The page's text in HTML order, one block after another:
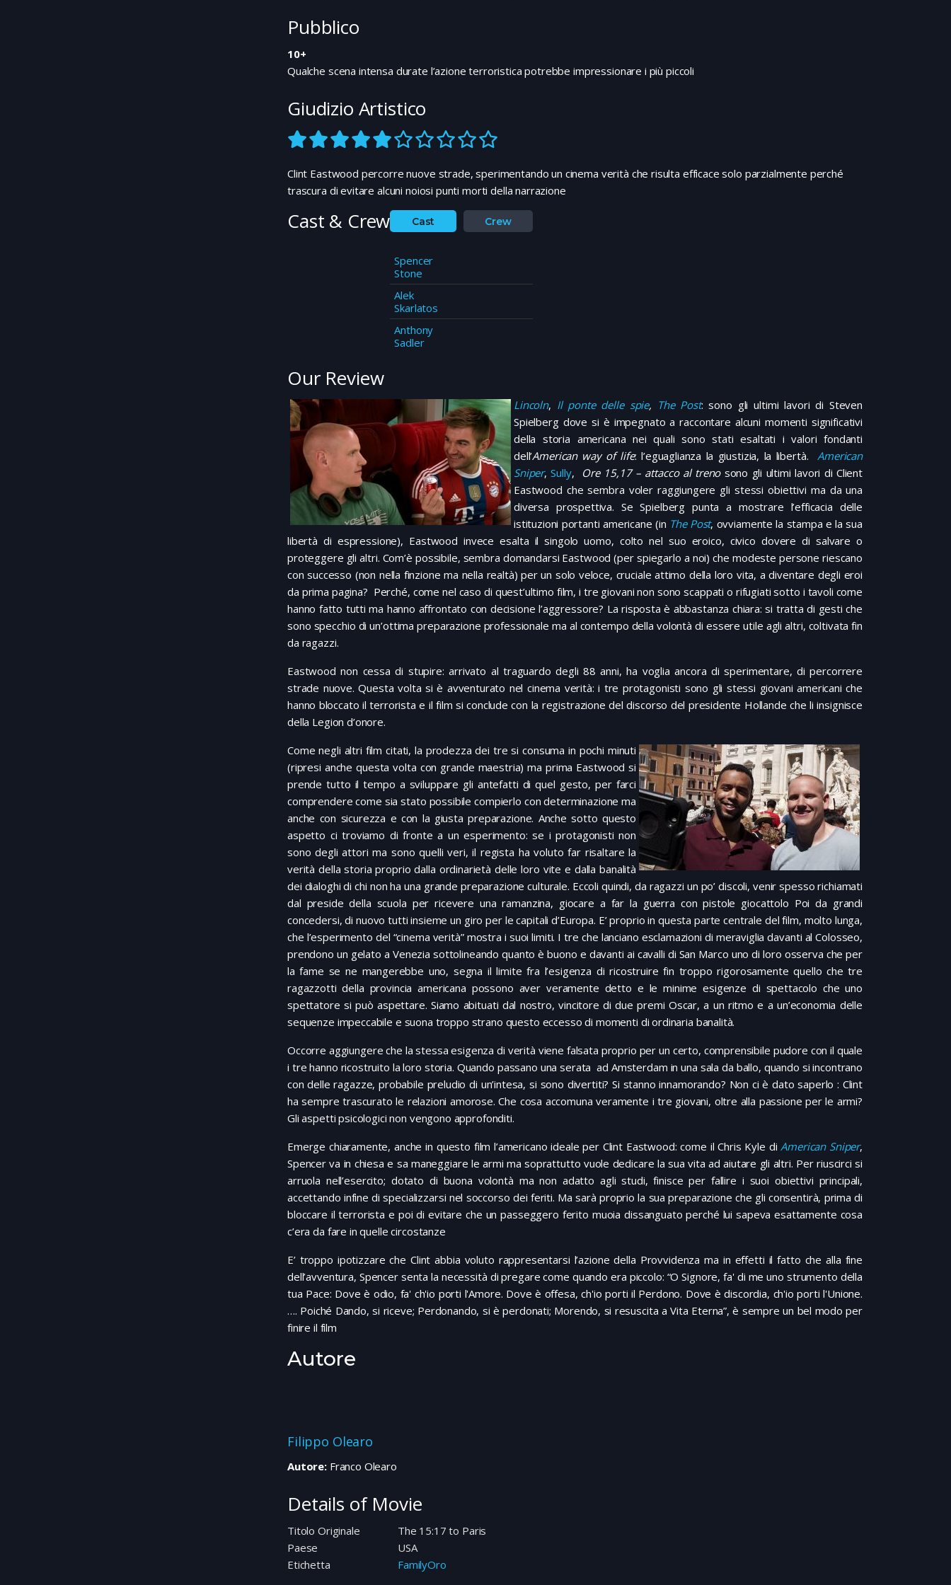
Pubblico
10+
Qualche scena intensa durate l’azione terroristica potrebbe impressionare i più piccoli
Giudizio Artistico
Clint Eastwood percorre nuove strade, sperimentando un cinema verità che risulta efficace solo parzialmente perché
trascura di evitare alcuni noiosi punti morti della narrazione
Cast & Crew Cast Crew
Spencer
Stone
Alek
Skarlatos
Anthony
Sadler
Our Review
Lincoln, Il ponte delle spie, The Post: sono gli ultimi lavori di Steven
Spielberg dove si è impegnato a raccontare alcuni momenti significativi
della storia americana nei quali sono stati esaltati i valori fondanti
dell’American way of life: l’eguaglianza la giustizia, la libertà.American
Sniper,Sully, Ore 15,17 – attacco al trenosono gli ultimi lavori di Client
Eastwood che sembra voler raggiungere gli stessi obiettivi ma da una
diversa prospettiva. Se Spielberg punta a mostrare l’efficacia delle
istituzioni portanti americane (in The Post, ovviamente la stampa e la sua
libertà di espressione), Eastwood invece esalta il singolo uomo, colto nel suo eroico, civico dovere di salvare o
proteggere gli altri. Com’è possibile, sembra domandarsi Eastwood (per spiegarlo a noi) che modeste persone riescano
con successo (non nella finzione ma nella realtà) per un solo veloce, cruciale attimo della loro vita, a diventare degli eroi
da prima pagina? Perché, come nel caso di quest’ultimo film, i tre giovani non sono scappati o rifugiati sotto i tavoli come
hanno fatto tutti ma hanno affrontato con decisione l’aggressore? La risposta è abbastanza chiara: si tratta di gesti che
sono specchio di un’ottima preparazione professionale ma al contempo della volontà di essere utile agli altri, coltivata fin
da ragazzi.
Eastwood non cessa di stupire: arrivato al traguardo degli 88 anni, ha voglia ancora di sperimentare, di percorrere
strade nuove. Questa volta si è avventurato nel cinema verità: i tre protagonisti sono gli stessi giovani americani che
hanno bloccato il terrorista e il film si conclude con la registrazione del discorso del presidente Hollande che li insignisce
della Legion d’onore.
Come negli altri film citati, la prodezza dei tre si consuma in pochi minuti
(ripresi anche questa volta con grande maestria) ma prima Eastwood si
prende tutto il tempo a sviluppare gli antefatti di quel gesto, per farci
comprendere come sia stato possibile compierlo con determinazione ma
anche con sicurezza e con la giusta preparazione. Anche sotto questo
aspetto ci troviamo di fronte a un esperimento: se i protagonisti non
sono degli attori ma sono quelli veri, il regista ha voluto far risaltare la
verità della storia proprio dalla ordinarietà delle loro vite e dalla banalità
dei dialoghi di chi non ha una grande preparazione culturale. Eccoli quindi, da ragazzi un po’ discoli, venir spesso richiamati
dal preside della scuola per ricevere una ramanzina, giocare a far la guerra con pistole giocattolo Poi da grandi
concedersi, di nuovo tutti insieme un giro per le capitali d’Europa. E’ proprio in questa parte centrale del film, molto lunga,
che l’esperimento del “cinema verità” mostra i suoi limiti. I tre che lanciano esclamazioni di meraviglia davanti al Colosseo,
prendono un gelato a Venezia sottolineando quanto è buono e davanti ai cavalli di San Marco uno di loro osserva che per
la fame se ne mangerebbe uno, segna il limite fra l’esigenza di ricostruire fin troppo rigorosamente quello che tre
ragazzotti della provincia americana possono aver veramente detto e le minime esigenze di spettacolo che uno
spettatore si può aspettare. Siamo abituati dal nostro, vincitore di due premi Oscar, a un ritmo e a un’economia delle
sequenze impeccabile e suona troppo strano questo eccesso di momenti di ordinaria banalità.
Occorre aggiungere che la stessa esigenza di verità viene falsata proprio per un certo, comprensibile pudore con il quale
i tre hanno ricostruito la loro storia. Quando passano una serata ad Amsterdam in una sala da ballo, quando si incontrano
con delle ragazze, probabile preludio di un’intesa, si sono divertiti? Si stanno innamorando? Non ci è dato saperlo : Clint
ha sempre trascurato le relazioni amorose. Che cosa accomuna veramente i tre giovani, oltre alla passione per le armi?
Gli aspetti psicologici non vengono approfonditi.
Emerge chiaramente, anche in questo film l’americano ideale per Clint Eastwood: come il Chris Kyle diAmerican Sniper,
Spencer va in chiesa e sa maneggiare le armi ma soprattutto vuole dedicare la sua vita ad aiutare gli altri. Per riuscirci si
arruola nell’esercito; dotato di buona volontà ma non adatto agli studi, finisce per fallire i suoi obiettivi principali,
accettando infine di specializzarsi nel soccorso dei feriti. Ma sarà proprio la sua preparazione che gli consentirà, prima di
bloccare il terrorista e poi di evitare che un passeggero ferito muoia dissanguato perché lui sapeva esattamente cosa
c’era da fare in quelle circostanze
E’ troppo ipotizzare che Clint abbia voluto rappresentarsi l’azione della Provvidenza ma in effetti il fatto che alla fine
dell’avventura, Spencer senta la necessità di pregare come quando era piccolo: “O Signore, fa' di me uno strumento della
tua Pace: Dove è odio, fa' ch'io porti l'Amore. Dove è offesa, ch'io porti il Perdono. Dove è discordia, ch'io porti l'Unione.
…. Poiché Dando, si riceve; Perdonando, si è perdonati; Morendo, si resuscita a Vita Eterna”, è sempre un bel modo per
finire il film
Autore
Filippo Olearo
Autore:Franco Olearo
Details of Movie
Titolo Originale
The 15:17 to Paris
Paese
USA
Etichetta
FamilyOro